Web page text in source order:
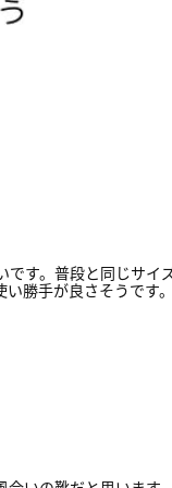
す。普段と同じサ
勝手が良さそうです。